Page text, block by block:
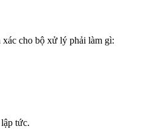
cho bộ xử lý phải làm gì:
tức.